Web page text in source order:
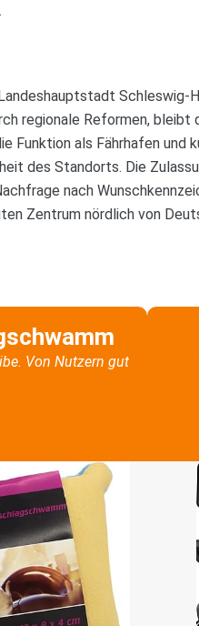
Schleswig-
regionale Reformen,
Funktion als Fährhafen
des Standorts. Die
nach
Zentrum nördlich von
Von Nutzern gut